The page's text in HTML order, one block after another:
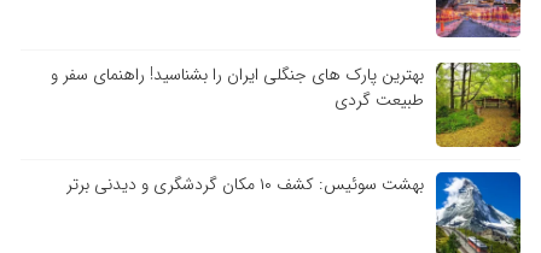
بهترین پارک های جنگلی ایران را بشناسید! راهنمای سفر و
طبیعت گردی
بهشت سوئیس: کشف ۱۰ مکان گردشگری و دیدنی برتر